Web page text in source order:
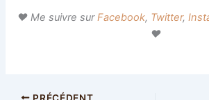
♥ Me suivre surFacebook, Twitter,
♥
PRÉCÉDENT